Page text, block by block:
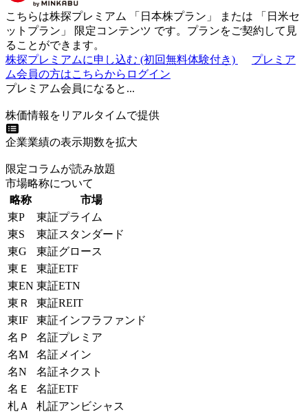
こちらは株探プレミアム 「 日本株プラン 」 または 「 日米セ
ットプラン 」 限定コンテンツ です。プランをご契約して見
ることができます。
株探プレミアムに申し込む (初回無料体験付き)
プレミア
ム会員の方はこちらからログイン
プレミアム会員になると...
株価情報をリアルタイムで提供
企業業績の表示期数を拡大
限定コラムが読み放題
市場略称について
略称
市場
東P
東証プライム
東S
東証スタンダード
東G
東証グロース
東Ｅ
東証ETF
東EN 東証ETN
東Ｒ
東証REIT
東IF
東証インフラファンド
名Ｐ
名証プレミア
名M
名証メイン
名N
名証ネクスト
名Ｅ
名証ETF
札Ａ
札証アンビシャス